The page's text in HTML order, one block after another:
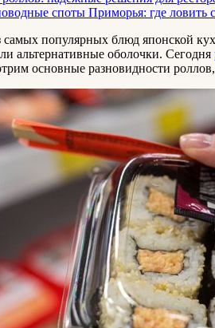
споты Приморья: где ловить с
популярных блюд японской
альтернативные оболочки. Сегодня
основные разновидности